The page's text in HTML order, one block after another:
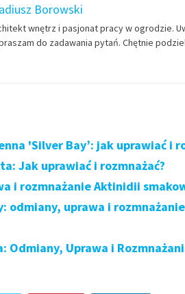
Borowski
wnętrz i pasjonat pracy w ogrodzie.
do zadawania pytań. Chętnie
'Silver Bay’: jak uprawiać i
Jak uprawiać i rozmnażać?
i rozmnażanie Aktinidii
odmiany, uprawa i
Odmiany, Uprawa i